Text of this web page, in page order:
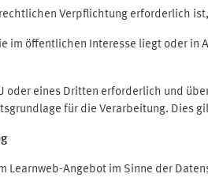
Verpflichtung erforderlich
öffentlichen Interesse liegt oder
oder eines Dritten erforderlich und
für die Verarbeitung.
Learnweb-Angebot im Sinne der